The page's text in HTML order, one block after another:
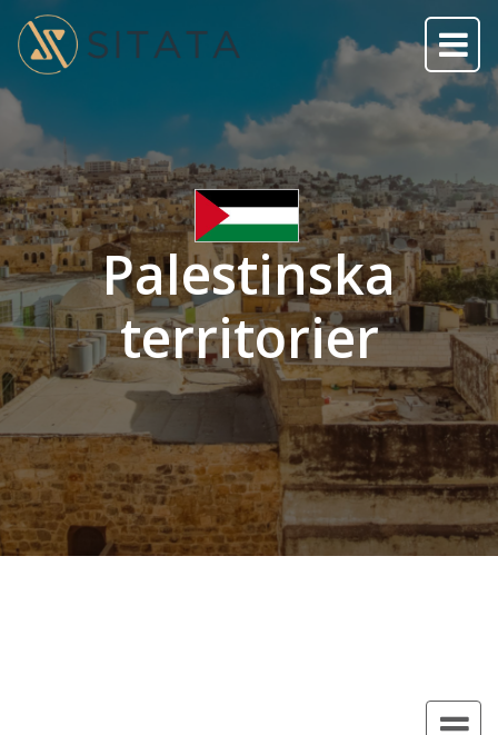
Palestinska
territorier